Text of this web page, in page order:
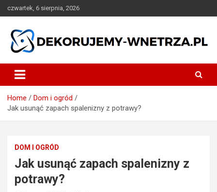
to
czwartek, 6 sierpnia, 2026
dekorujemy-wnetrza.pl
Home
Dom i ogród
Jak usunąć zapach spalenizny z potrawy?
DOM I OGRÓD
Jak usunąć zapach spalenizny z
potrawy?